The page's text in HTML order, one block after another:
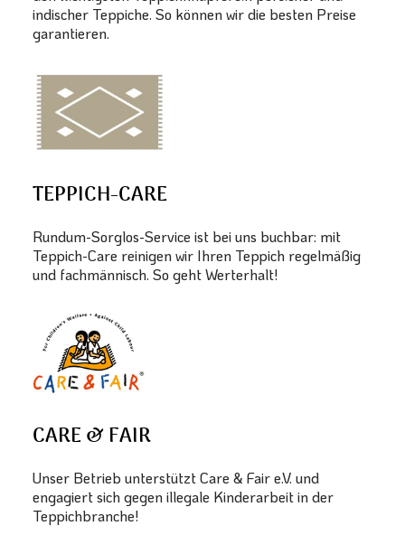
indischer Teppiche. So können wir die besten Preise
garantieren.
TEPPICH-CARE
Rundum-Sorglos-Service ist bei uns buchbar: mit
Teppich-Care reinigen wir Ihren Teppich regelmäßig
und fachmännisch. So geht Werterhalt!
CARE & FAIR
Unser Betrieb unterstützt Care & Fair e.V. und
engagiert sich gegen illegale Kinderarbeit in der
Teppichbranche!